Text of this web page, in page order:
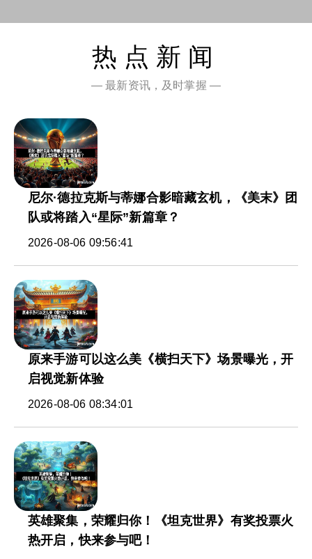
热点新闻
— 最新资讯，及时掌握 —
尼尔·德拉克斯与蒂娜合影暗藏玄机，《美末》团
队或将踏入“星际”新篇章？
2026-08-06 09:56:41
原来手游可以这么美《横扫天下》场景曝光，开
启视觉新体验
2026-08-06 08:34:01
英雄聚集，荣耀归你！《坦克世界》有奖投票火
热开启，快来参与吧！